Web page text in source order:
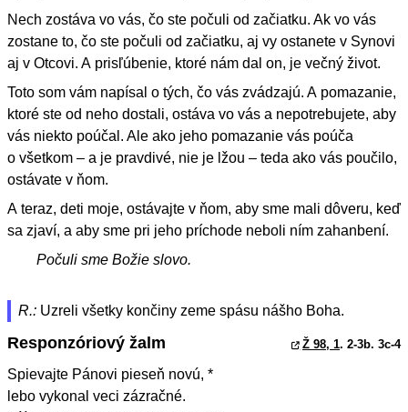
Nech zostáva vo vás, čo ste počuli od začiatku. Ak vo vás
zostane to, čo ste počuli od začiatku, aj vy ostanete v Synovi
aj v Otcovi. A prisľúbenie, ktoré nám dal on, je večný život.
Toto som vám napísal o tých, čo vás zvádzajú. A pomazanie,
ktoré ste od neho dostali, ostáva vo vás a nepotrebujete, aby
vás niekto poúčal. Ale ako jeho pomazanie vás poúča
o všetkom – a je pravdivé, nie je lžou – teda ako vás poučilo,
ostávate v ňom.
A teraz, deti moje, ostávajte v ňom, aby sme mali dôveru, keď
sa zjaví, a aby sme pri jeho príchode neboli ním zahanbení.
Počuli sme Božie slovo.
R.: Uzreli všetky končiny zeme spásu nášho Boha.
Responzóriový žalm Ž 98, 1. 2-3b. 3c-4
Spievajte Pánovi pieseň novú, *
lebo vykonal veci zázračné.